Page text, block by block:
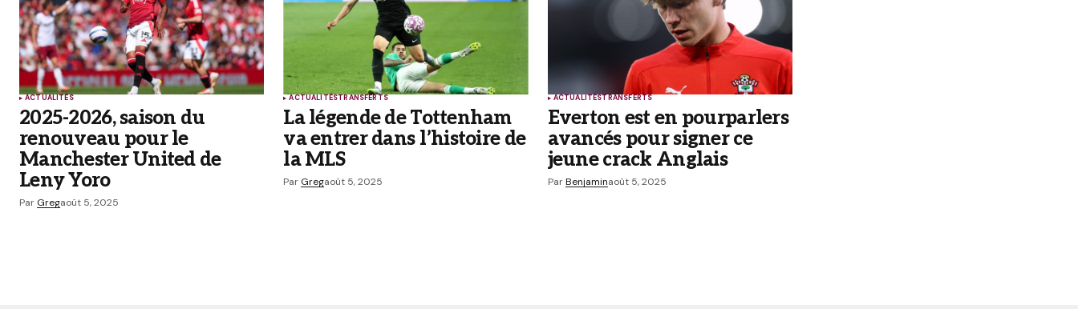
Submit Comment
ACTUALITÉS
2025-2026, saison du
renouveau pour le
Manchester United de
Leny Yoro
Par Gregaoût 5, 2025
ACTUALITÉSTRANSFERTS
La légende de Tottenham
va entrer dans l’histoire de
la MLS
Par Gregaoût 5, 2025
ACTUALITÉSTRANSFERTS
Everton est en pourparlers
avancés pour signer ce
jeune crack Anglais
Par Benjaminaoût 5, 2025